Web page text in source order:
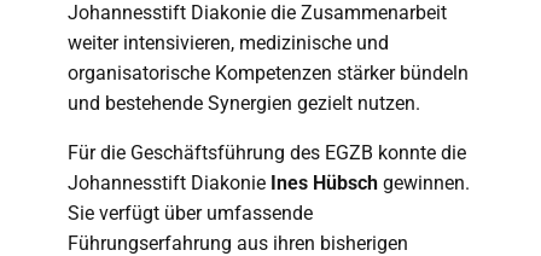
Johannesstift Diakonie die Zusammenarbeit
weiter intensivieren, medizinische und
organisatorische Kompetenzen stärker bündeln
und bestehende Synergien gezielt nutzen.
Für die Geschäftsführung des EGZB konnte die
Johannesstift Diakonie Ines Hübsch gewinnen.
Sie verfügt über umfassende
Führungserfahrung aus ihren bisherigen